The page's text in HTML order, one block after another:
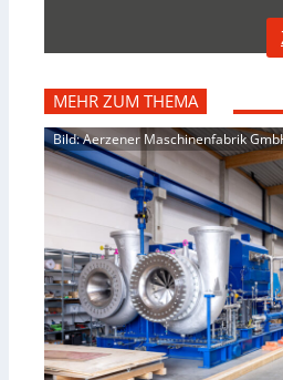
MEHR ZUM THEMA
Bild: Aerzener Maschinenfabrik